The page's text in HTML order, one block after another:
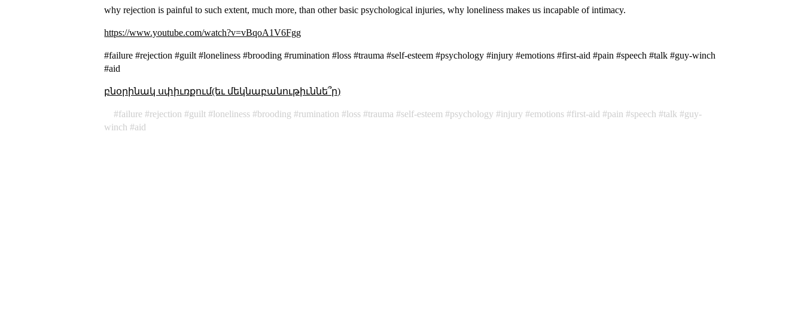
why rejection is painful to such extent, much more, than other basic psychological injuries, why loneliness makes us incapable of intimacy.
https://www.youtube.com/watch?v=vBqoA1V6Fgg
#failure #rejection #guilt #loneliness #brooding #rumination #loss #trauma #self-esteem #psychology #injury #emotions #first-aid #pain #speech #talk #guy-winch
#aid
բնօրինակ սփիւռքում(եւ մեկնաբանութիւննե՞ր)
failure rejection guilt loneliness brooding rumination loss trauma self-esteem psychology injury emotions first-aid pain speech talk
guy-
winch
aid